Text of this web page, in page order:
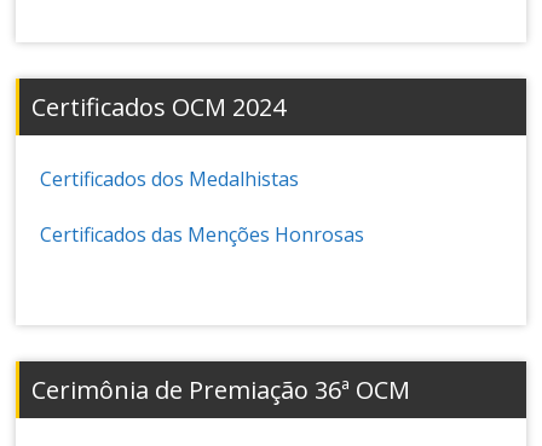
Certificados OCM 2024
Certificados dos Medalhistas
Certificados das Menções Honrosas
Cerimônia de Premiação 36ª OCM